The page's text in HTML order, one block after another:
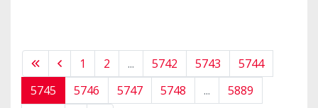
1 2 ... 5742 5743
5744
5745
5746 5747 5748 ...
5889